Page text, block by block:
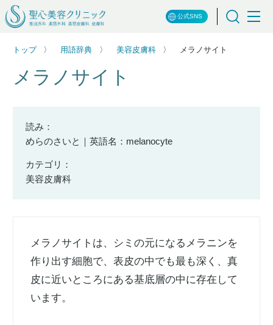
公式SNS
トップ 用語辞典 美容皮膚科 メラノサイト
メラノサイト
読み：
めらのさいと｜英語名：melanocyte
カテゴリ：
美容皮膚科
メラノサイトは、シミの元になるメラニンを
作り出す細胞で、表皮の中でも最も深く、真
皮に近いところにある基底層の中に存在して
います。